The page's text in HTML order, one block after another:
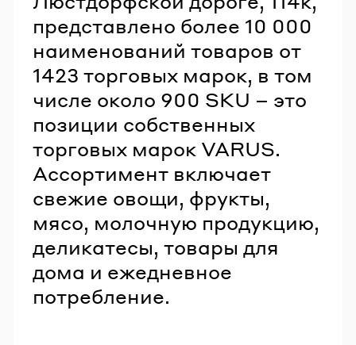
представлено более 10 000
наименований товаров от
1423 торговых марок, в том
числе около 900 SKU – это
позиции собственных
торговых марок VARUS.
Ассортимент включает
свежие овощи, фрукты,
мясо, молочную продукцию,
деликатесы, товары для
дома и ежедневное
потребление.